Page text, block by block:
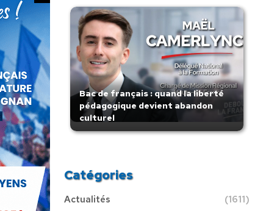
Bac de français : quand la liberté
pédagogique devient abandon
culturel
Catégories
Actualités
(1611)